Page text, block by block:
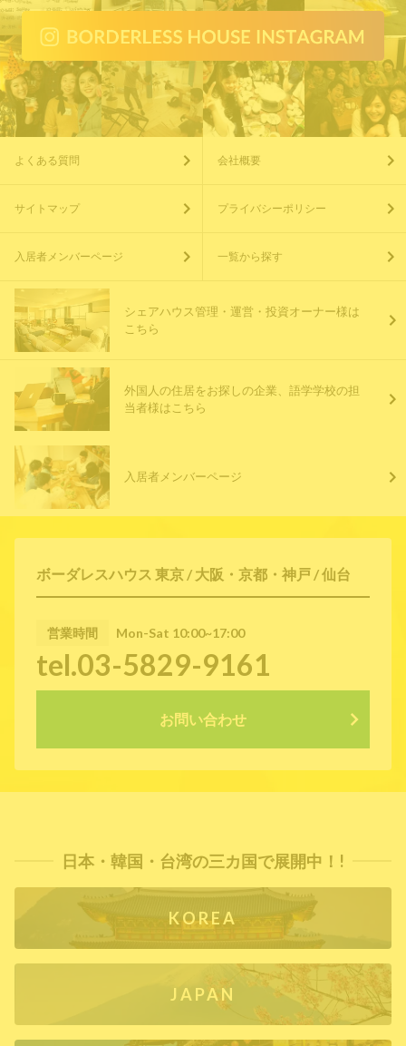
ボーダレスハウス 東京 / 大阪・京都・神戸 / 仙台
営業時間 Mon-Sat 10:00~17:00
tel.03-5829-9161
お問い合わせ
よくある質問 会社概要
サイトマップ プライバシーポリシー
入居者メンバーページ 一覧から探す
シェアハウス管理・運営・投資オーナー様は
こちら
外国人の住居をお探しの企業、語学学校の担
当者様はこちら
入居者メンバーページ
日本・韓国・台湾の三カ国で展開中！!
KOREA
JAPAN